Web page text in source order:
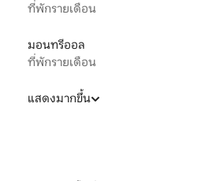
ที่พักรายเดือน
มอนทรีออล
ที่พักรายเดือน
แสดงมากขึ้น